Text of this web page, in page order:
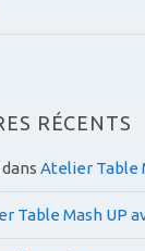
RÉCENTS
dans Atelier Table
Table Mash UP